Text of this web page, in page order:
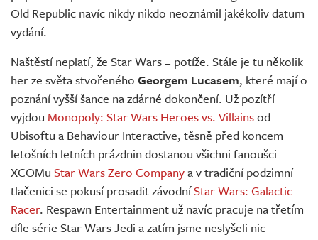
Old Republic navíc nikdy nikdo neoznámil jakékoliv datum
vydání.
Naštěstí neplatí, že Star Wars = potíže. Stále je tu několik
her ze světa stvořeného Georgem Lucasem, které mají o
poznání vyšší šance na zdárné dokončení. Už pozítří
vyjdou Monopoly: Star Wars Heroes vs. Villainsod
Ubisoftu a Behaviour Interactive, těsně před koncem
letošních letních prázdnin dostanou všichni fanoušci
XCOMu Star Wars Zero Companya v tradiční podzimní
tlačenici se pokusí prosadit závodníStar Wars: Galactic
Racer. Respawn Entertainment už navíc pracuje na třetím
díle série Star Wars Jedi a zatím jsme neslyšeli nic